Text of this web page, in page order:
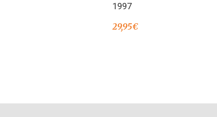
1997
29,95€